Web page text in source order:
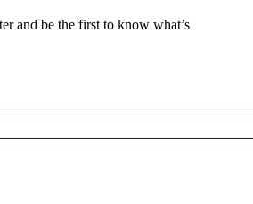
and be the first to know what’s